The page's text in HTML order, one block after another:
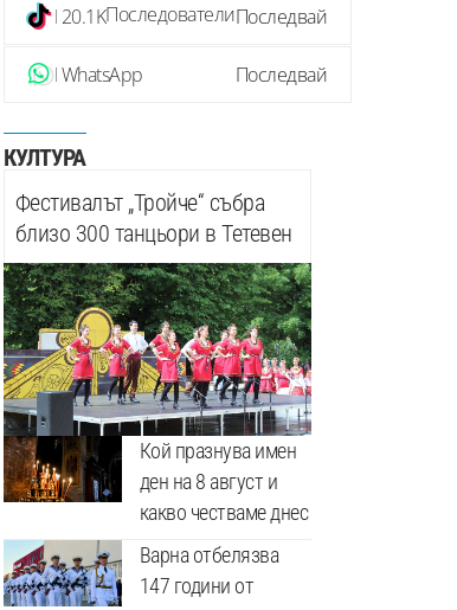
20.1KПоследователиПоследвай
WhatsApp Последвай
КУЛТУРА
Фестивалът „Тройче“ събра
близо 300 танцьори в Тетевен
Кой празнува имен
ден на 8 август и
какво честваме днес
Варна отбелязва
147 години от